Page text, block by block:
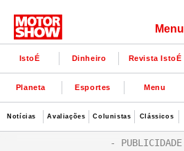
Menu
IstoÉ Dinheiro Revista IstoÉ
Planeta Esportes Menu
Notícias Avaliações Colunistas Clássicos